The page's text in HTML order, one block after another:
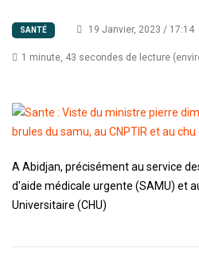
SANTÉ 19 Janvier, 2023 / 17:14
1 minute, 43 secondes de lecture
A Abidjan, précisément au service
d'aide médicale urgente (SAMU) et
Universitaire (CHU)